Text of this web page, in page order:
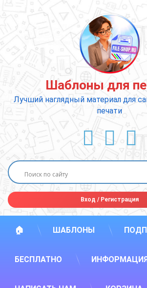
содержимому
Шаблоны для
Лучший наглядный материал для
печати
Вход /Регистрация
🏠 ШАБЛОНЫ
БЕСПЛАТНО